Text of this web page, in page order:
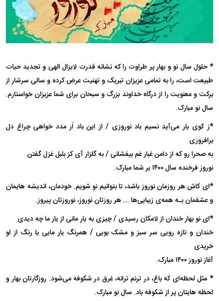
* حلول سال نو و بهار پر طراوت را که نشانه قدرت لایزال الهی و تجدید حیات
طبیعت است، را به تمامی عزیزان تبریک و تهنیت عرض کرده و سالی سرشار از
برکت و معنویت را از درگاه خداوند بزرگ و سبحان برای شما عزیزان خواستارم.
سال نو مبارک.
*ز کوی یار می‌آید نسیم باد نوروزی / از این باد اَر مدد خواهی چراغ دل
برافروزی
به صحرا رو که از دامن غبار غم بیفشانی / به گلزار آی کز بلبل غزل گفتن
نوروز فرخنده سال ۱۴۰۰ بر شما مبارک.
*ای کاش هر روزمان نوروز باشد، تا بتوانیم نو شویم. خودمان، اندیشه هایمان
و عشقمان بـه همه‌ی زیبایی‌ها ... هر روزتان نوروز، نوروزتان پیروز.
*‌ای نو بهار خندان از لامکان رسیدی / چیزی به یار مانی از یار ما چه دیدی
خندان و تازه رویی سر سبز و مشک بویی / همرنگ یار مایی یا رنگ از او
خریدی
آغاز نوروز ۱۴۰۰ مبارک.
* مثل لحظه‌ای که باغ، در ترنم ترانه، غرق در شکوفه می‌شود. روزگارتان بهار و
لحظه هایتان پر از شکوفه باد. سال نو مبارک.